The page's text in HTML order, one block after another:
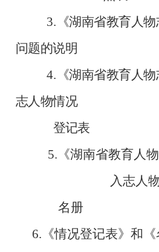
3. 《湖南省教育人
问题的说明
4. 《湖南省教育人
志人物情况
登记表
5. 《湖南省教育人
入志人
名册
6. 《情况登记表》和